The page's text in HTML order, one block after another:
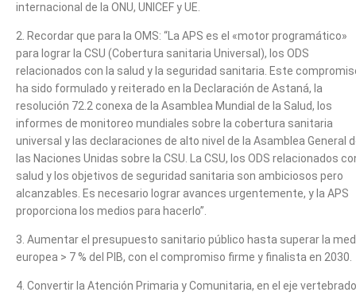
internacional de la ONU, UNICEF y UE.
2. Recordar que para la OMS: “La APS es el «motor programático»
para lograr la CSU (Cobertura sanitaria Universal), los ODS
relacionados con la salud y la seguridad sanitaria. Este
ha sido formulado y reiterado en la Declaración de Astaná, la
resolución 72.2 conexa de la Asamblea Mundial de la Salud, los
informes de monitoreo mundiales sobre la cobertura sanitaria
universal y las declaraciones de alto nivel de la Asamblea General
las Naciones Unidas sobre la CSU. La CSU, los ODS relacionados
salud y los objetivos de seguridad sanitaria son ambiciosos pero
alcanzables. Es necesario lograr avances urgentemente, y la APS
proporciona los medios para hacerlo”.
3. Aumentar el presupuesto sanitario público hasta superar la
europea > 7 % del PIB, con el compromiso firme y finalista en 2030.
4. Convertir la Atención Primaria y Comunitaria, en el eje